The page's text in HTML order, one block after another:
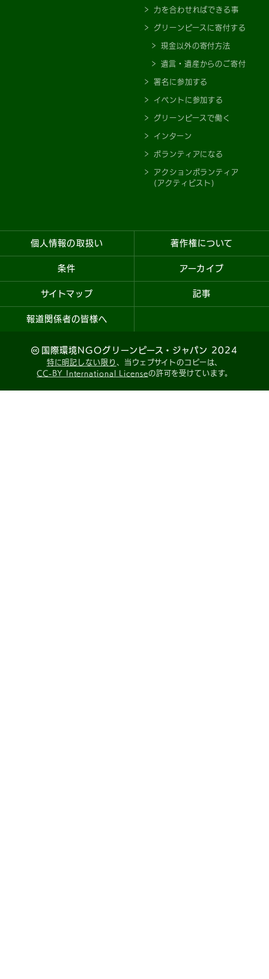
力を合わせればできる事
グリーンピースに寄付する
現金以外の寄付方法
遺言・遺産からのご寄付
署名に参加する
イベントに参加する
グリーンピースで働く
インターン
ボランティアになる
アクションボランティア
(アクティビスト)
個人情報の取扱い 著作権について
条件 アーカイブ
サイトマップ 記事
報道関係者の皆様へ
国際環境NGOグリーンピース・ジャパン 2024
特に明記しない限り 、当ウェブサイトのコピーは、
CC-BY International Licenseの許可を受けています。